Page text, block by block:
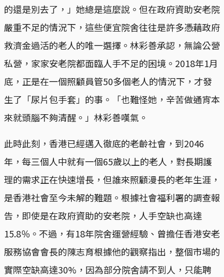
的還是別去了，」她總是這麼說。但在政府資助安老院
嚴重不足的情況下，這些便宜院舍往往是許多憑藉政府
救濟金過活的老人的唯一選擇。林彩善承認，無論公營
私營，家家安老院都面臨人手不足的困境。2018年1月
底，正是在一個照顧員管50多個老人的情況下，才發
生了「尿片包手套」的事。「也難怪她，辛苦做通宵本
來就頭腦不夠清醒。」林彩善嘆氣。
此時此刻，香港已經邁入徹底的老齡社會，到2046
年，每三個人中就有一個65歲以上的老人，對長期護
理的需求正在快速增長，但誰來照顧漫長的老年生涯，
是香港社會至今未解的難題。根據社會福利署的調查報
告，即使是在政府資助的安老院，人手空缺也高達
15.8％。不過，有18年院舍運營經驗、曾擔任香港安老
服務協會會長的陳志育根據他的觀察指出，整個市場的
實際空缺高達30%，因為部分院舍請不到人，只能聘